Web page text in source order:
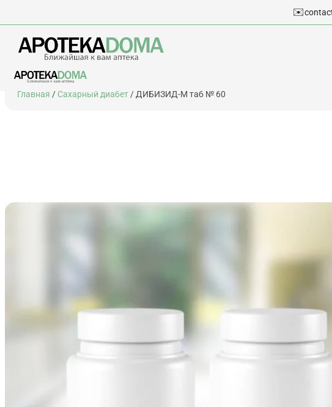
Перейти
✉️
Главная / Сахарный диабет / ДИБИЗИД-М таб № 60